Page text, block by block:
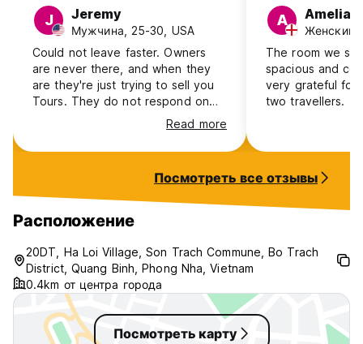
J Jeremy
Мужчина, 25-30, USA
Could not leave faster. Owners
are never there, and when they
are they're just trying to sell you
Tours. They do not respond on
Read more
A Amelia
Женский,
The room we
spacious and
very grateful for
two travellers.
comfy and had
the centre but
to stop off at
you are wanting
peaceful and a
a bike and
Посмотреть все отзывы
Расположение
20DT, Ha Loi Village, Son Trach Commune, Bo Trach
District, Quang Binh, Phong Nha, Vietnam
0.4km от центра города
Посмотреть карту